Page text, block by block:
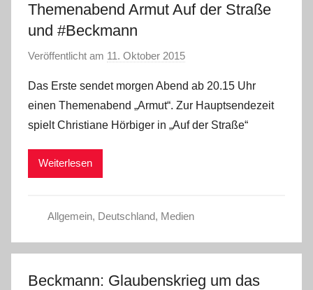
Themenabend Armut Auf der Straße
und #Beckmann
Veröffentlicht am 11. Oktober 2015
n
a
d
Das Erste sendet morgen Abend ab 20.15 Uhr
einen Themenabend „Armut“. Zur Hauptsendezeit
spielt Christiane Hörbiger in „Auf der Straße“
Weiterlesen
Allgemein, Deutschland, Medien
Beckmann: Glaubenskrieg um das